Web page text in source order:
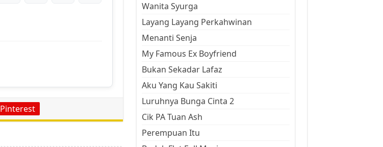
Pinterest
Wanita Syurga
Layang Layang Perkahwinan
Menanti Senja
My Famous Ex Boyfriend
Bukan Sekadar Lafaz
Aku Yang Kau Sakiti
Luruhnya Bunga Cinta 2
Cik PA Tuan Ash
Perempuan Itu